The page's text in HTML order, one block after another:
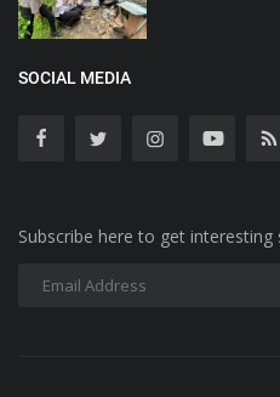
SOCIAL MEDIA
Subscribe here to get interesting